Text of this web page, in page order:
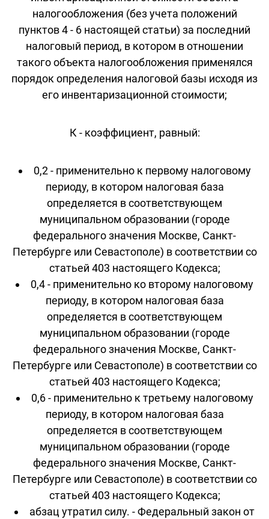
налогообложения (без учета положений
пунктов 4 - 6 настоящей статьи) за последний
налоговый период, в котором в отношении
такого объекта налогообложения применялся
порядок определения налоговой базы исходя из
его инвентаризационной стоимости;
К - коэффициент, равный:
0,2 - применительно к первому налоговому
периоду, в котором налоговая база
определяется в соответствующем
муниципальном образовании (городе
федерального значения Москве, Санкт-
Петербурге или Севастополе) в соответствии со
статьей 403 настоящего Кодекса;
0,4 - применительно ко второму налоговому
периоду, в котором налоговая база
определяется в соответствующем
муниципальном образовании (городе
федерального значения Москве, Санкт-
Петербурге или Севастополе) в соответствии со
статьей 403 настоящего Кодекса;
0,6 - применительно к третьему налоговому
периоду, в котором налоговая база
определяется в соответствующем
муниципальном образовании (городе
федерального значения Москве, Санкт-
Петербурге или Севастополе) в соответствии со
статьей 403 настоящего Кодекса;
абзац утратил силу. - Федеральный закон от